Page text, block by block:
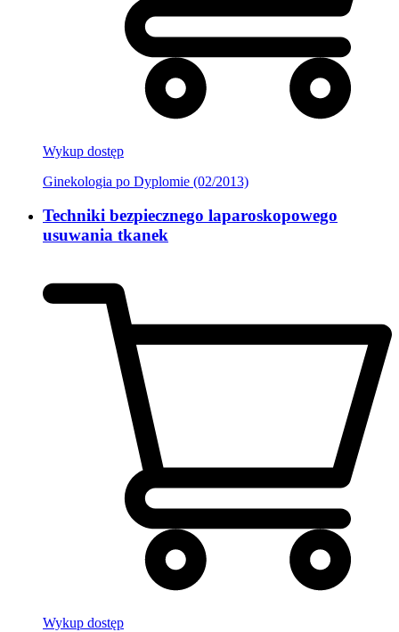
Wykup dostęp
Ginekologia po Dyplomie (02/2013)
Techniki bezpiecznego laparoskopowego
usuwania tkanek
Wykup dostęp